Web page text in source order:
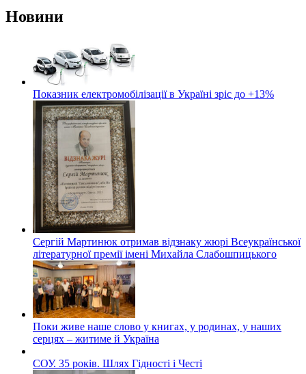
Новини
Показник електромобілізації в Україні зріс до +13%
Сергій Мартинюк отримав відзнаку жюрі Всеукраїнської
літературної премії імені Михайла Слабошпицького
Поки живе наше слово у книгах, у родинах, у наших
серцях – житиме й Україна
СОУ. 35 років. Шлях Гідності і Честі